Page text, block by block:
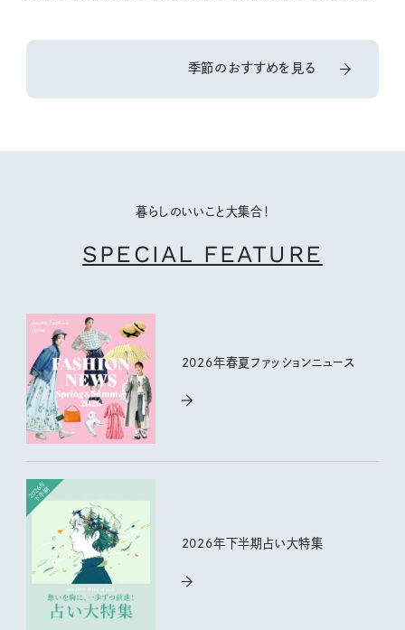
季節のおすすめを見る
暮らしのいいこと大集合！
SPECIAL FEATURE
2026年春夏ファッションニュース
2026年下半期占い大特集